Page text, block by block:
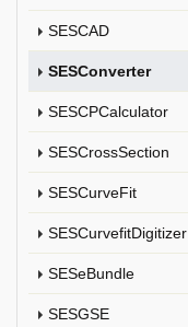
SESCAD
SESConverter
SESCPCalculator
SESCrossSection
SESCurveFit
SESCurvefitDigitizer
SESeBundle
SESGSE